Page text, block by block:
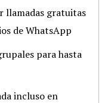
llamadas gratuitas
de WhatsApp
para hasta
incluso en